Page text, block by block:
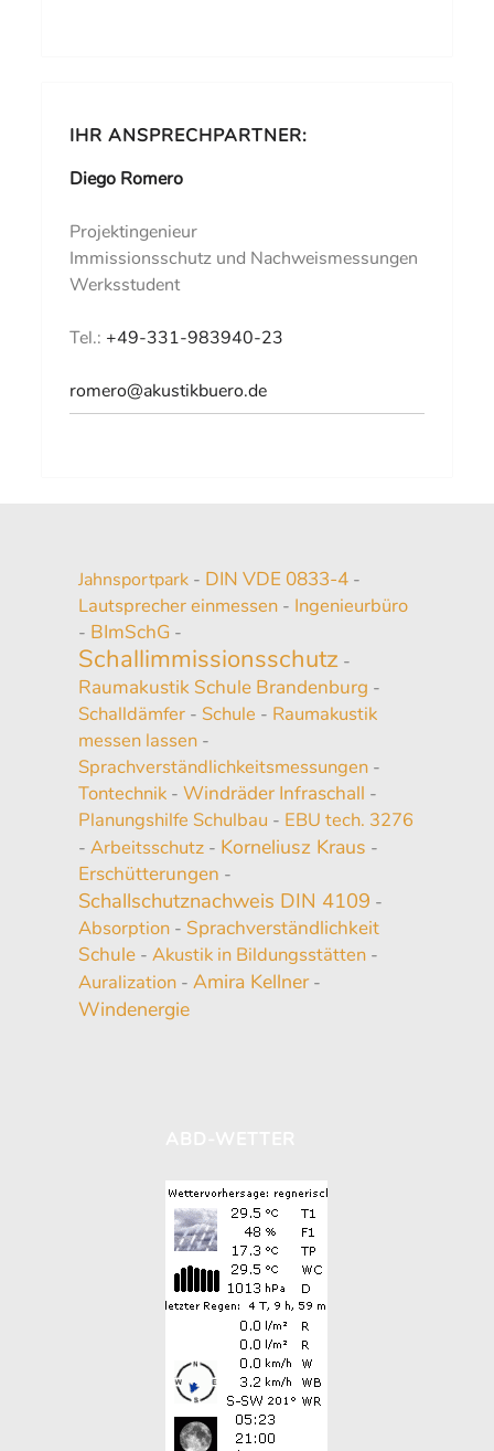
IHR ANSPRECHPARTNER:
Diego Romero
Projektingenieur
Immissionsschutz und Nachweismessungen
Werksstudent
Tel.: +49-331-983940-23
romero@akustikbuero.de
Jahnsportpark- DIN VDE 0833-4-
Lautsprecher einmessen- Ingenieurbüro
- BImSchG -
Schallimmissionsschutz-
Raumakustik Schule Brandenburg -
Schalldämfer- Schule - Raumakustik
messen lassen-
Sprachverständlichkeitsmessungen-
Tontechnik- Windräder Infraschall -
Planungshilfe Schulbau - EBU tech. 3276
- Arbeitsschutz- Korneliusz Kraus -
Erschütterungen -
Schallschutznachweis DIN 4109 -
Absorption- Sprachverständlichkeit
Schule- Akustik in Bildungsstätten-
Auralization- Amira Kellner-
Windenergie